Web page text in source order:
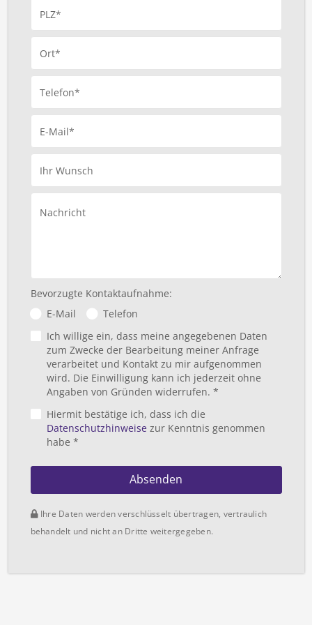
PLZ*
Ort*
Telefon*
E-Mail*
Ihr Wunsch
Nachricht
Bevorzugte Kontaktaufnahme:
E-Mail
Telefon
Ich willige ein, dass meine angegebenen Daten
zum Zwecke der Bearbeitung meiner Anfrage
verarbeitet und Kontakt zu mir aufgenommen
wird. Die Einwilligung kann ich jederzeit ohne
Angaben von Gründen widerrufen. *
Hiermit bestätige ich, dass ich die
Datenschutzhinweisezur Kenntnis genommen
habe *
Absenden
Ihre Daten werden verschlüsselt übertragen, vertraulich
behandelt und nicht an Dritte weitergegeben.